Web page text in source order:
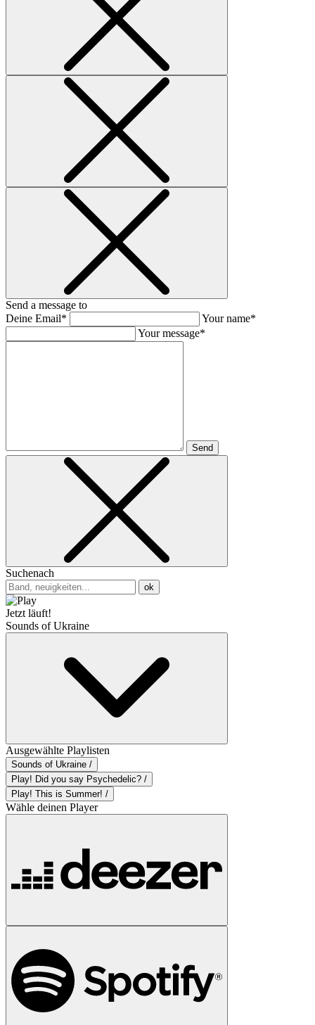
Send a message to
Deine Email*
Your name*
Your message*
Send
Suchenach
ok
Jetzt läuft!
Sounds of Ukraine
Ausgewählte Playlisten
Sounds of Ukraine /
Play! Did you say Psychedelic? /
Play! This is Summer! /
Wähle deinen Player